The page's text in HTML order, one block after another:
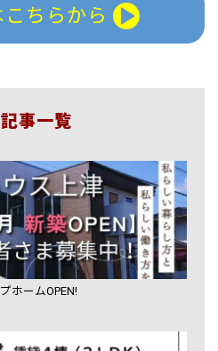
ちらから
事一覧
ホームOPEN!